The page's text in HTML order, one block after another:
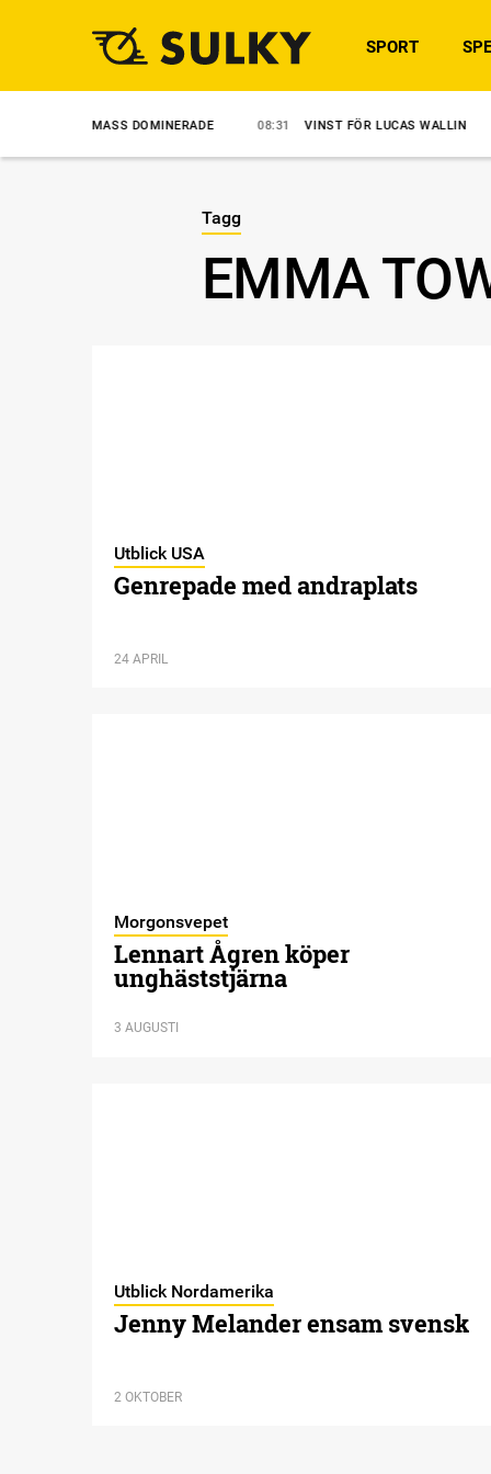
SPORT
MASS DOMINERADE 08:31 VINST FÖR LUCAS WALLIN 07:57
Tagg
EMMA
Utblick USA
Genrepade med andraplats
24 APRIL
Morgonsvepet
Lennart Ågren köper
unghäststjärna
3 AUGUSTI
Utblick Nordamerika
Jenny Melander ensam svensk
2 OKTOBER